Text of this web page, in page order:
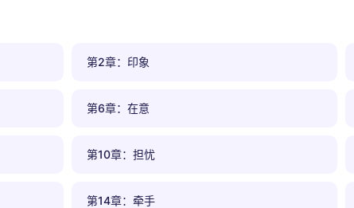
第2章：印象
第6章：在意
第10章：担忧
第14章：牵手